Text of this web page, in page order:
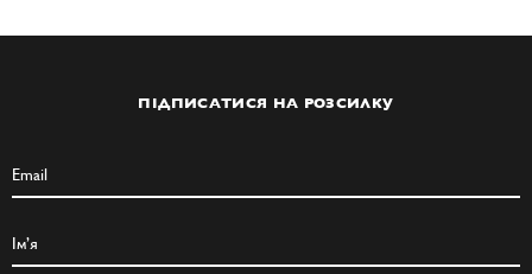
ПІДПИСАТИСЯ НА РОЗСИЛКУ